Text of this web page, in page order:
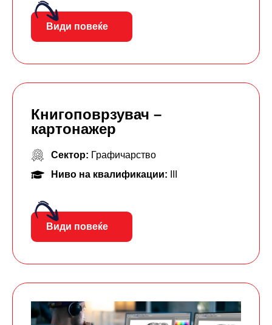
Види повеќе
Книгоповрзувач –
картонажер
Сектор: Графичарство
Ниво на квалификации:
Види повеќе